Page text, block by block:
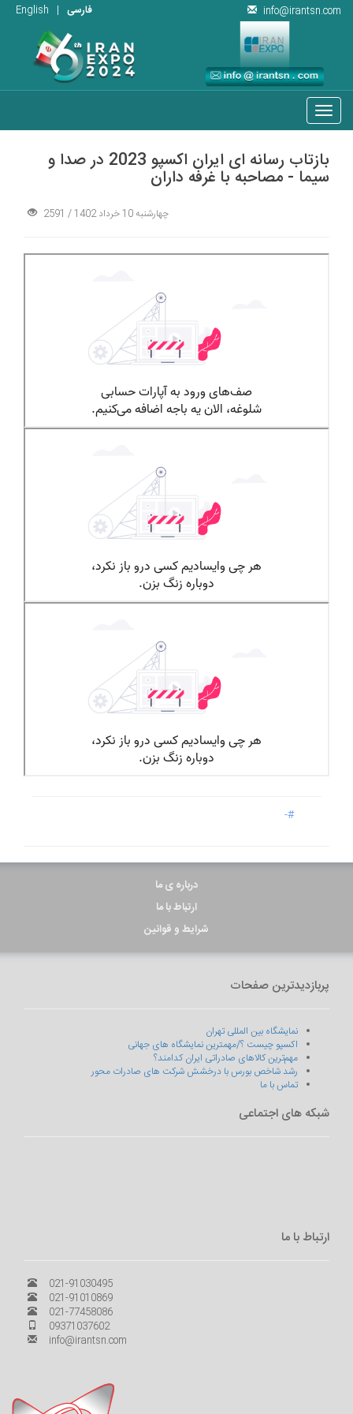
info@irantsn.com
English | فارسی
Toggle
navigation
بازتاب رسانه ای ایران اکسپو 2023 در صدا و
سیما - مصاحبه با غرفه داران
چهارشنبه 10 خرداد 1402 /
2591
#-
درباره ی ما
ارتباط با ما
شرایط و قوانین
پربازدیدترین صفحات
نمایشگاه بین المللی تهران
اکسپو چیست ؟/مهمترین نمایشگاه های جهانی
مهم‌ترین کالاهای صادراتی ایران کدامند؟
رشد شاخص بورس با درخشش شرکت های صادرات محور
تماس با ما
شبکه های اجتماعی
ارتباط با ما
021-91030495
021-91010869
021-77458086
09371037602
info@irantsn.com